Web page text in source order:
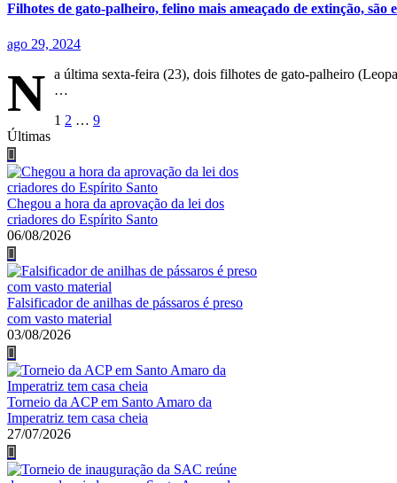
Filhotes de gato-palheiro, felino mais ameaçado de extinção, são
ago 29, 2024
N a última sexta-feira (23), dois filhotes de gato-palheiro
…
Paginação
de
posts
1 2 … 9
Últimas
Chegou a hora da aprovação da lei dos
criadores do Espírito Santo
06/08/2026
Falsificador de anilhas de pássaros é preso
com vasto material
03/08/2026
Torneio da ACP em Santo Amaro da
Imperatriz tem casa cheia
27/07/2026